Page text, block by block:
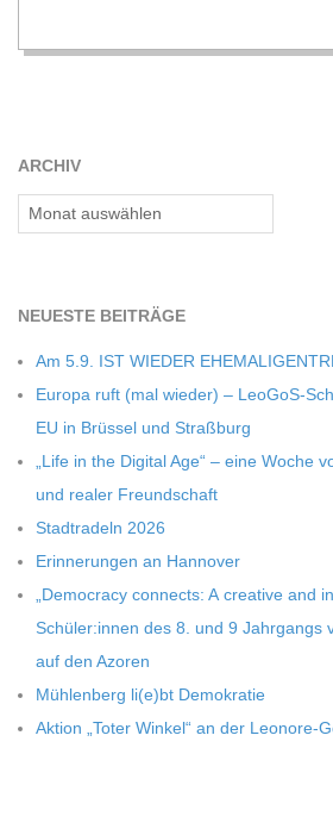
M
I
T
-
S
C
H
U
L
ARCHIV
Archiv
NEU­ESTE BEITRÄGE
Am 5.9. IST WIEDER
Europa ruft (mal wie­der) – LeoGoS-
EU in Brüs­sel und Straßburg
„Life in the Digi­tal Age“ – eine Woche
und rea­ler Freundschaft
Stadt­ra­deln 2026
Erin­ne­run­gen an Hannover
„Demo­cracy con­nects: A crea­tive and
Schüler:innen des 8. und 9 Jahr­gangs
auf den Azoren
Müh­len­berg li(e)bt Demokratie
Aktion „Toter Win­kel“ an der Leonore-